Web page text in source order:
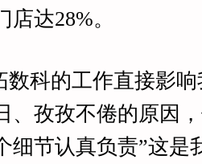
达28%。
科的工作直接影响
、孜孜不倦的原因
细节认真负责”这是